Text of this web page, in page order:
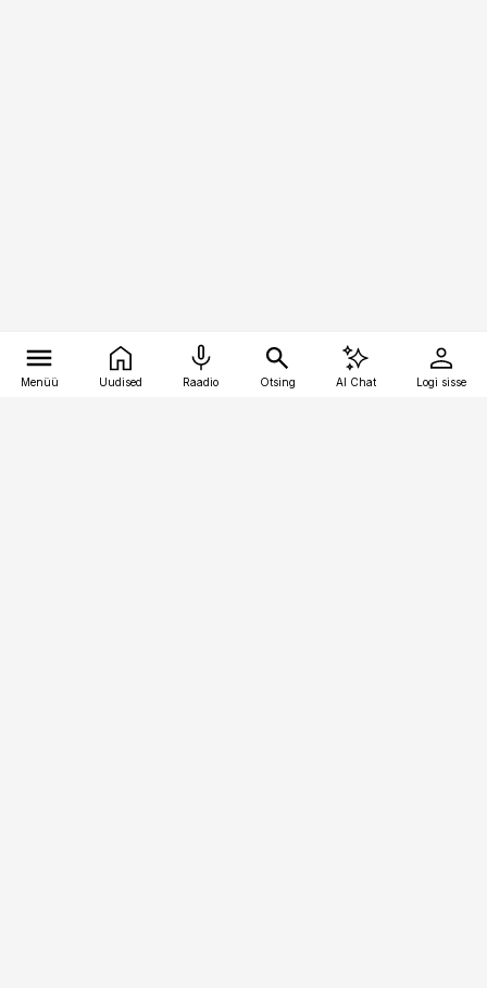
Menüü Uudised Raadio Otsing AI Chat Logi sisse